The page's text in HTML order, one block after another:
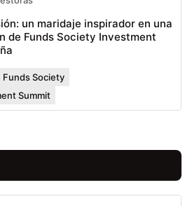
un maridaje inspirador en una
de Funds Society Investment
Funds Society
Summit